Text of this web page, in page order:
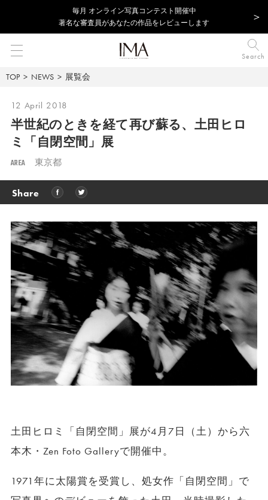
毎⽉ オンライン写真コンテスト開催中
著名な審査員があなたの作品をレビューします
Search
TOP NEWS 展覧会
12 April 2018
半世紀のときを経て再び蘇る、 土田ヒロ
ミ「自閉空間」展
AREA 東京都
Share
土田ヒロミ「自閉空間」展が4 月 7 日（土）から六
本木・ Zen Foto Galleryで開催中。
1971 年に太陽賞を受賞し、処女作「自閉空間」で